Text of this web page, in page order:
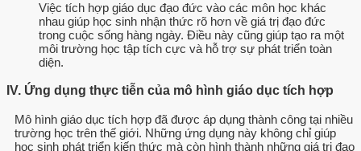
Việc tích hợp giáo dục đạo đức vào các môn học khác
nhau giúp học sinh nhận thức rõ hơn về giá trị đạo đức
trong cuộc sống hàng ngày. Điều này cũng giúp tạo ra một
môi trường học tập tích cực và hỗ trợ sự phát triển toàn
diện.
IV. Ứng dụng thực tiễn của mô hình giáo dục tích hợp
Mô hình giáo dục tích hợp đã được áp dụng thành công tại nhiều
trường học trên thế giới. Những ứng dụng này không chỉ giúp
học sinh phát triển kiến thức mà còn hình thành những giá trị đạo